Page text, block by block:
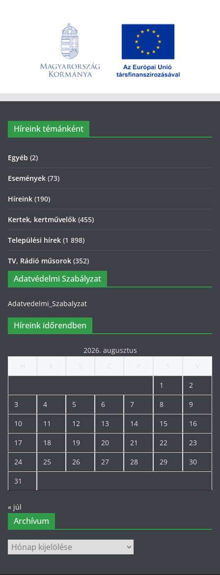
Híreink témánként
Egyéb (2)
Események (73)
Híreink (190)
Kertek, kertművelők (455)
Települési hírek (1 898)
TV, Rádió műsorok (352)
Adatvédelmi Szabályzat
Adatvedelmi_Szabalyzat
Híreink időrendben
2026. augusztus
1 2
3 4 5 6 7 8 9
10 11 12 13 14 15 16
17 18 19 20 21 22 23
24 25 26 27 28 29 30
31
« júl
Archívum
Archívum